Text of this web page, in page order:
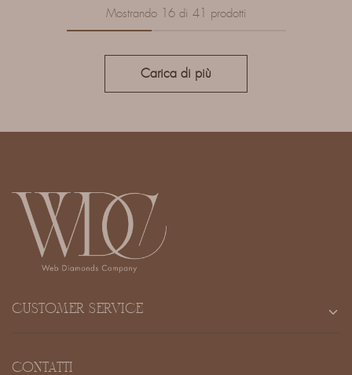
Mostrando16 di 41 prodotti
Carica di più
CUSTOMER SERVICE
CONTATTI